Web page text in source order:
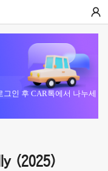
인 후 CAR톡에서 나누세
(2025)